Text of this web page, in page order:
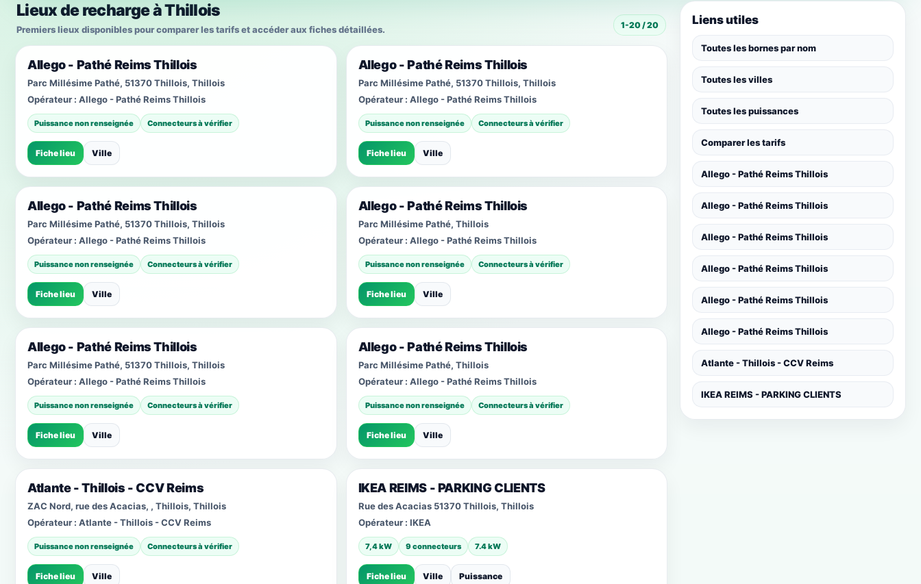
Lieux de recharge à Thillois
Premiers lieux disponibles pour comparer les tarifs et accéder aux fiches détaillées. 1-20 / 20
Allego - Pathé Reims Thillois
Parc Millésime Pathé, 51370 Thillois, Thillois
Opérateur : Allego - Pathé Reims Thillois
Puissance non renseignée Connecteurs à vérifier
Fiche lieu Ville
Allego - Pathé Reims Thillois
Parc Millésime Pathé, 51370 Thillois, Thillois
Opérateur : Allego - Pathé Reims Thillois
Puissance non renseignée Connecteurs à vérifier
Fiche lieu Ville
Allego - Pathé Reims Thillois
Parc Millésime Pathé, 51370 Thillois, Thillois
Opérateur : Allego - Pathé Reims Thillois
Puissance non renseignée Connecteurs à vérifier
Fiche lieu Ville
Allego - Pathé Reims Thillois
Parc Millésime Pathé, Thillois
Opérateur : Allego - Pathé Reims Thillois
Puissance non renseignée Connecteurs à vérifier
Fiche lieu Ville
Allego - Pathé Reims Thillois
Parc Millésime Pathé, 51370 Thillois, Thillois
Opérateur : Allego - Pathé Reims Thillois
Puissance non renseignée Connecteurs à vérifier
Fiche lieu Ville
Allego - Pathé Reims Thillois
Parc Millésime Pathé, Thillois
Opérateur : Allego - Pathé Reims Thillois
Puissance non renseignée Connecteurs à vérifier
Fiche lieu Ville
Atlante - Thillois - CCV Reims
ZAC Nord, rue des Acacias, , Thillois, Thillois
Opérateur : Atlante - Thillois - CCV Reims
Puissance non renseignée Connecteurs à vérifier
Fiche lieu Ville
IKEA REIMS - PARKING CLIENTS
Rue des Acacias 51370 Thillois, Thillois
Opérateur : IKEA
7,4 kW 9 connecteurs 7.4 kW
Fiche lieu Ville Puissance
Liens utiles
Toutes les bornes par nom
Toutes les villes
Toutes les puissances
Comparer les tarifs
Allego - Pathé Reims Thillois
Allego - Pathé Reims Thillois
Allego - Pathé Reims Thillois
Allego - Pathé Reims Thillois
Allego - Pathé Reims Thillois
Allego - Pathé Reims Thillois
Atlante - Thillois - CCV Reims
IKEA REIMS - PARKING CLIENTS